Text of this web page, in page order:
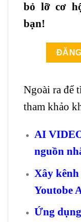
bỏ lỡ cơ
bạn!
Ngoài ra để
tham khảo
AI
nguồn
Xây
Youtobe
Ứng